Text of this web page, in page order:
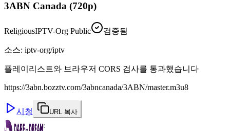
3ABN Canada (720p)
ReligiousIPTV-Org Public 검증됨
소스: iptv-org/iptv
플레이리스트와 브라우저 CORS 검사를 통과했습니다
https://3abn.bozztv.com/3abncanada/3ABN/master.m3u8
시청 URL 복사